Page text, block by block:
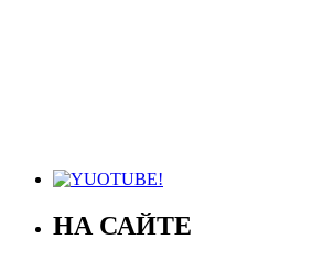
НА САЙТЕ